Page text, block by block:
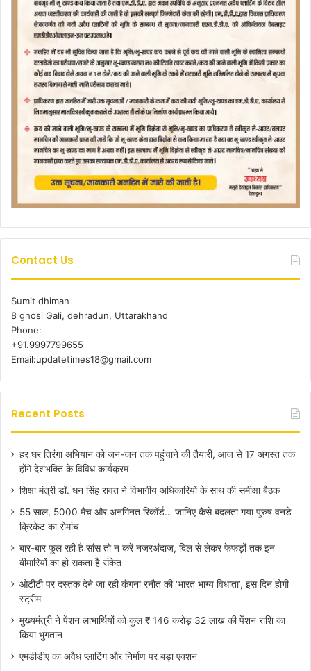
Contact Us
Sumit dhiman
8 ghosi Gali, dehradun, Uttarakhand
Phone:
+91.9997799655
Email:updatetimes18@gmail.com
Recent Posts
हर घर तिरंगा अभियान को जन-जन तक पहुंचाने की तैयारी, आज से 17 अगस्त तक
होंगे देशभक्ति के विविध कार्यक्रम
शिक्षा मंत्री डॉ. धन सिंह रावत ने विभागीय अधिकारियों के साथ की समीक्षा बैठक
55 साल, 5000 मैच और अनगिनत रिकॉर्ड… जानिए कैसे बदलता गया पुरुष वनडे
क्रिकेट का रोमांच
बार-बार फूल रही है सांस तो न करें नजरअंदाज, दिल से लेकर फेफड़ों तक इन
बीमारियों का हो सकता है संकेत
ओटीटी पर दस्तक देने जा रही कंगना रनौत की ‘भारत भाग्य विधाता’, इस दिन होगी
स्ट्रीम
मुख्यमंत्री ने पेंशन लाभार्थियों को कुल ₹ 146 करोड़ 32 लाख की पेंशन राशि का
किया भुगतान
एमडीडीए का अवैध प्लाटिंग और निर्माण पर बड़ा एक्शन